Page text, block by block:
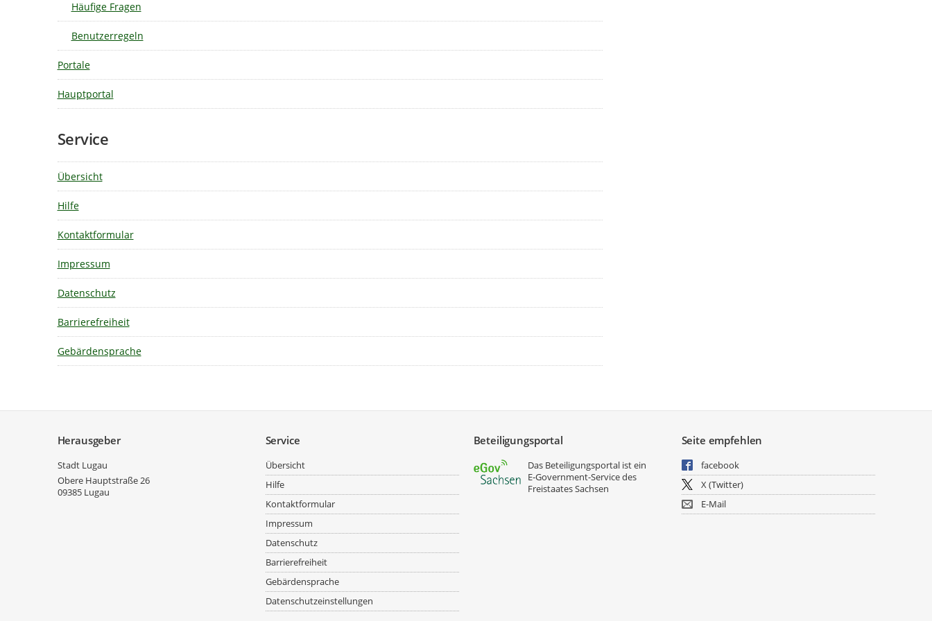
Häufige Fragen
Benutzerregeln
Portale
Hauptportal
Service
Übersicht
Hilfe
Kontaktformular
Impressum
Datenschutz
Barrierefreiheit
Gebärdensprache
Herausgeber
Stadt Lugau
Obere Hauptstraße 26
09385 Lugau
Service
Übersicht
Hilfe
Kontaktformular
Impressum
Datenschutz
Barrierefreiheit
Gebärdensprache
Datenschutzeinstellungen
Beteiligungsportal
Das Beteiligungsportal ist ein
E‑Government-Service des
Freistaates Sachsen
Seite empfehlen
facebook
X (Twitter)
E-Mail